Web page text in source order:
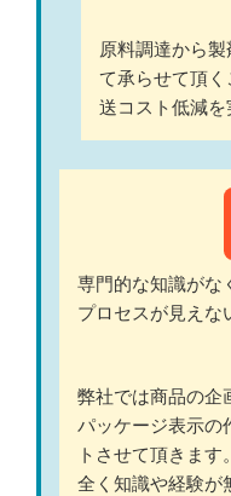
原料調達から
て承らせて頂
送コスト低減を
専門的な知識がな
プロセスが見えな
弊社では商品の企
パッケージ表示の
トさせて頂きます。
全く知識や経験が